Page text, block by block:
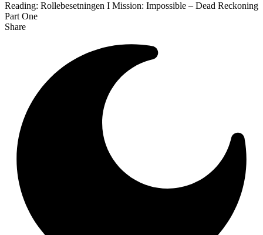
Reading: Rollebesetningen I Mission: Impossible – Dead Reckoning
Part One
Share